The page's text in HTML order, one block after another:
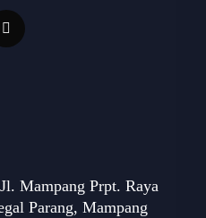
Mampang Prpt. Raya
Parang, Mampang